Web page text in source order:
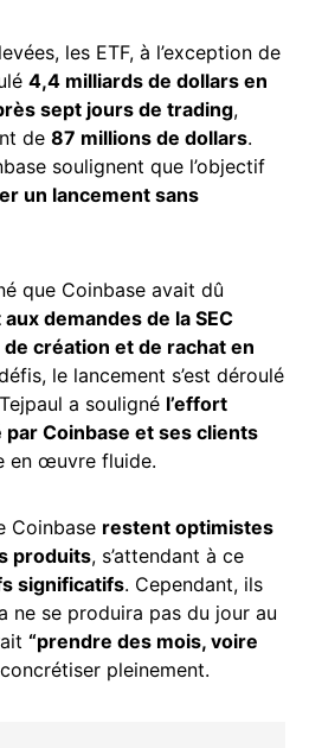
les ETF, à l’exception de
4,4 milliards de dollars en
sept jours de trading,
de 87 millions de dollars.
soulignent que l’objectif
un lancement sans
que Coinbase avait dû
demandes de la SEC
de création et de rachat en
le lancement s’est déroulé
a souligné l’effort
Coinbase et ses clients
en œuvre fluide.
Coinbase restent optimistes
produits, s’attendant à ce
significatifs. Cependant, ils
ne se produira pas du jour au
“prendre des mois, voire
pleinement.